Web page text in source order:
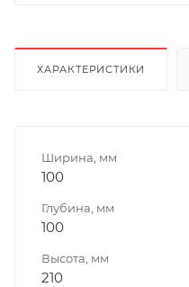
ХАРАКТЕРИСТИКИ
Ширина, мм
100
Глубина, мм
100
Высота, мм
210